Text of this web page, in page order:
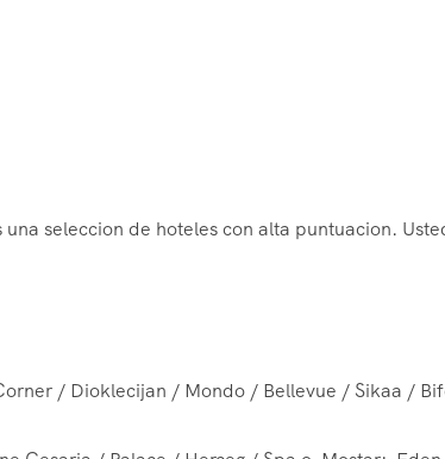
una seleccion de hoteles con alta puntuacion.
/ Dioklecijan / Mondo / Bellevue / Sikaa /